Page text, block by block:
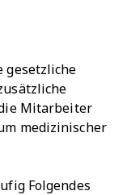
gesetzliche
Mitarbeiter
medizinischer
Folgendes